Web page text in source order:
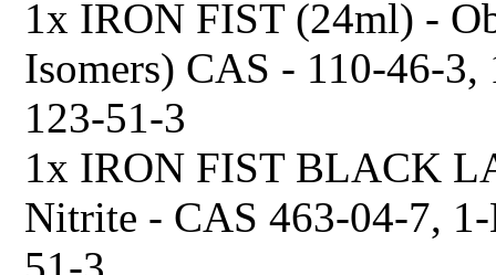
1x IRON FIST (24ml) -
Isomers) CAS - 110-46-
123-51-3
1x IRON FIST BLACK
Nitrite - CAS 463-04-7,